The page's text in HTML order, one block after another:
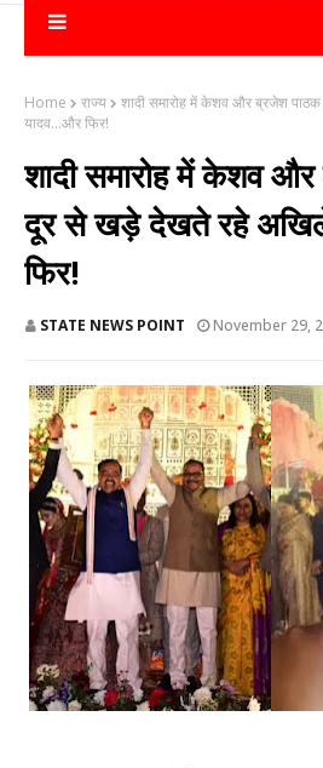
Home राज्य
शादी समारोह में केशव और ब्रजेश
यादव...और फिर!
शादी समारोह में केशव
दूर से खड़े देखते रहे
फिर!
STATE NEWS POINT November 29,